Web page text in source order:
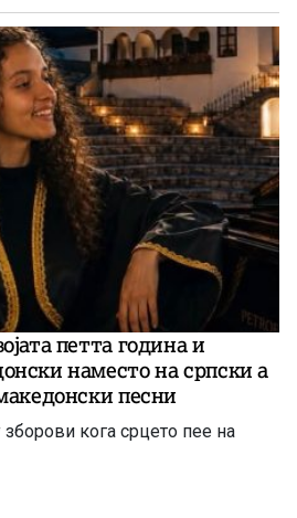
петта година и
наместо на српски а
песни
кога срцето пее на